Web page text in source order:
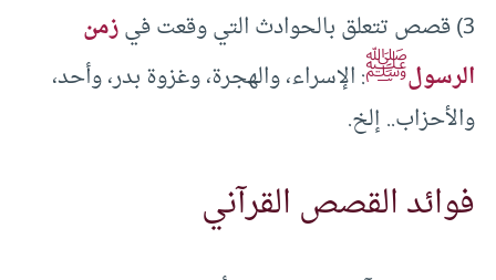
3) قصص تتعلق بالحوادث التي وقعت في
زمن
الرسولﷺ: الإسراء، والهجرة، وغزوة بدر، وأحد،
والأحزاب.. إلخ.
فوائد القصص القرآني